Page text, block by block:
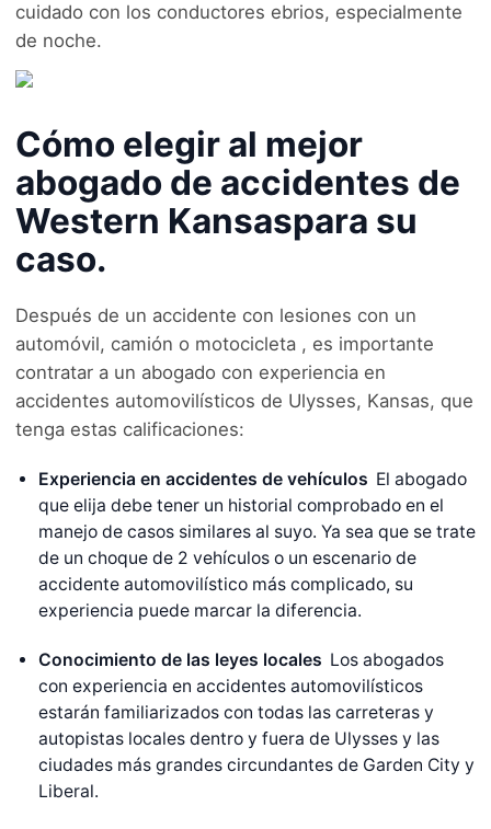
cuidado con los conductores ebrios, especialmente
de noche.
Cómo elegir al mejor
abogado de accidentes de
Western Kansaspara su
caso.
Después de un accidente con lesiones con un
automóvil, camión o motocicleta , es importante
contratar a un abogado con experiencia en
accidentes automovilísticos de Ulysses, Kansas, que
tenga estas calificaciones:
Experiencia en accidentes de vehículos El abogado
que elija debe tener un historial comprobado en el
manejo de casos similares al suyo. Ya sea que se trate
de un choque de 2 vehículos o un escenario de
accidente automovilístico más complicado, su
experiencia puede marcar la diferencia.
Conocimiento de las leyes locales Los abogados
con experiencia en accidentes automovilísticos
estarán familiarizados con todas las carreteras y
autopistas locales dentro y fuera de Ulysses y las
ciudades más grandes circundantes de Garden City y
Liberal.